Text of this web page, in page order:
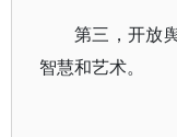
第三，开放
智慧和艺术。